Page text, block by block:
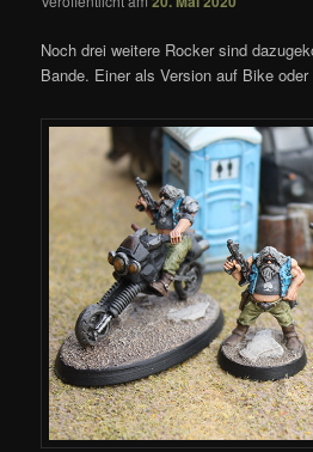
Noch drei weitere Rocker sind
Bande. Einer als Version auf Bike